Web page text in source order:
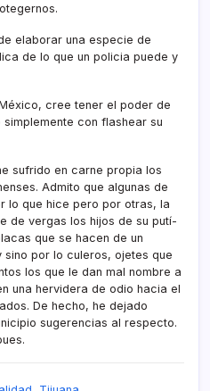
elaborar una especie de
de lo que un policia puede y
cree tener el poder de
con flashear su
sufrido en carne propia los
Admito que algunas de
lo que hice pero por otras, la
de vergas los hijos de su putí­
que se hacen de un
por lo culeros, ojetes que
los que le dan mal nombre a
una hervidera de odio hacia el
De hecho, he dejado
sugerencias al respecto.